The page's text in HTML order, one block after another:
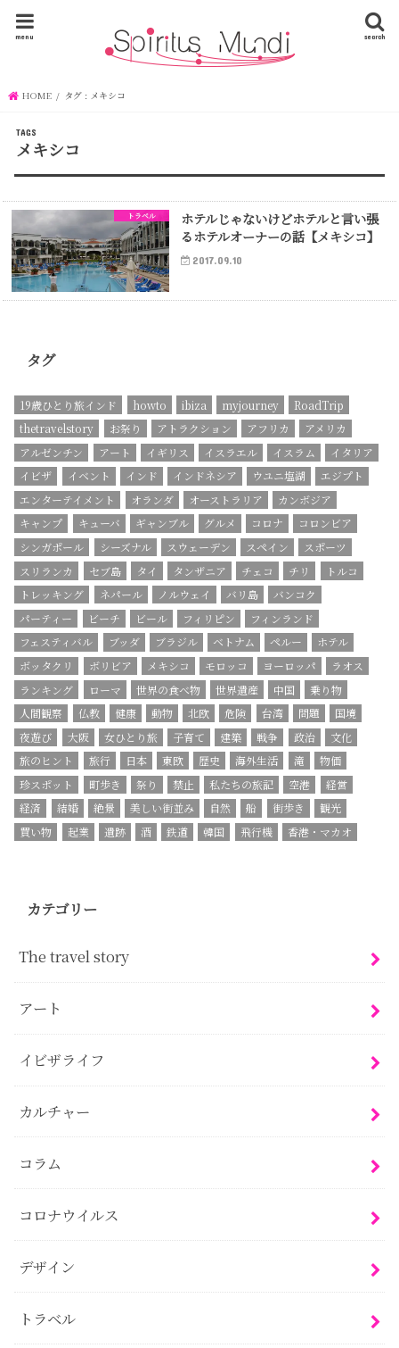
search
menu
HOME タグ : メキシコ
メキシコ
トラベル
ホテルじゃないけどホテルと言い張
るホテルオーナーの話【メキシコ】
2017.09.10
タグ
19歳ひとり旅インド howto ibiza myjourney
RoadTrip
thetravelstory
お祭り アトラクション アフリカ
アメリカ
アルゼンチン
アート イギリス イスラエル イスラム
イタリア
イビザ
イベント インド インドネシア ウユニ塩湖
エジプト
エンターテイメント
オランダ オーストラリア
カンボジア
キャンプ
キューバ ギャンブル グルメ コロナ
コロンビア
シンガポール
シーズナル スウェーデン スペイン
スポーツ
スリランカ
セブ島 タイ タンザニア チェコ チリ
トルコ
トレッキング
ネパール ノルウェイ バリ島
バンコク
パーティー
ビーチ ビール フィリピン
フィンランド
フェスティバル
ブッダ ブラジル ベトナム ペルー
ホテル
ボッタクリ
ボリビア メキシコ モロッコ ヨーロッパ
ラオス
ランキング
ローマ 世界の食べ物 世界遺産 中国
乗り物
人間観察
仏教 健康 動物 北欧 危険 台湾 問題
国境
夜遊び
大阪 女ひとり旅 子育て 建築 戦争 政治
文化
旅のヒント
旅行 日本 東欧 歴史 海外生活 滝
物価
珍スポット
町歩き 祭り 禁止 私たちの旅記 空港
経営
経済
結婚 絶景 美しい街並み 自然 船 街歩き
観光
買い物
起業 遺跡 酒 鉄道 韓国 飛行機 香港・マカオ
カテゴリー
The travel story
アート
イビザライフ
カルチャー
コラム
コロナウイルス
デザイン
トラベル